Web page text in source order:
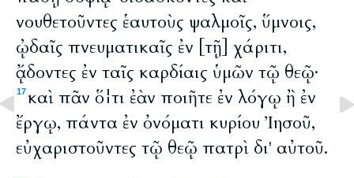
νουθετοῦντες ἑαυτοὺς ψαλμοῖς, ὕμνοις,
ᾠδαῖς πνευματικαῖς ἐν [τῇ] χάριτι,
ᾄδοντες ἐν ταῖς καρδίαις ὑμῶν τῷ θεῷ·
17καὶ πᾶν ὅ¦τι ἐὰν ποιῆτε ἐν λόγῳ ἢ ἐν
ἔργῳ, πάντα ἐν ὀνόματι κυρίου Ἰησοῦ,
εὐχαριστοῦντες τῷ θεῷ πατρὶ δι' αὐτοῦ.